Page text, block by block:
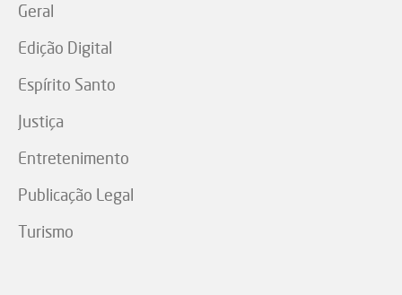
Geral
Edição Digital
Espírito Santo
Justiça
Entretenimento
Publicação Legal
Turismo